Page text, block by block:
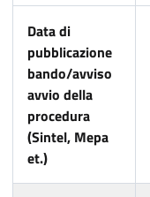
Data di
pubblicazione
bando/avviso
avvio della
procedura
(Sintel, Mepa
et.)